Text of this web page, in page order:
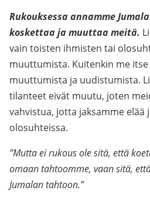
Rukouksessa annamme
koskettaa ja muuttaa meitä.
vain toisten ihmisten tai
muuttumista. Kuitenkin me
muuttumista ja uudistumista.
tilanteet eivät muutu, joten
vahvistua, jotta jaksamme elää
olosuhteissa.
”Mutta ei rukous ole sitä, että
omaan tahtoomme, vaan sitä,
Jumalan tahtoon.”